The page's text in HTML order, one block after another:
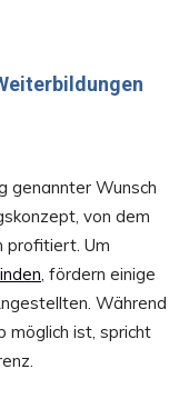
genannter Wunsch
von dem
profitiert. Um
, fördern einige
Während
möglich ist, spricht